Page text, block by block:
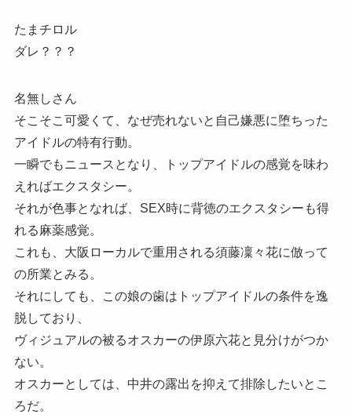
たまチロル
ダレ？？？
名無しさん
そこそこ可愛くて、なぜ売れないと自己嫌悪に堕ちった
アイドルの特有行動。
一瞬でもニュースとなり、トップアイドルの感覚を味わ
えればエクスタシー。
それが色事となれば、SEX時に背徳のエクスタシーも得
れる麻薬感覚。
これも、大阪ローカルで重用される須藤凜々花に倣って
の所業とみる。
それにしても、この娘の歯はトップアイドルの条件を逸
脱しており、
ヴィジュアルの被るオスカーの伊原六花と見分けがつか
ない。
オスカーとしては、中井の露出を抑えて排除したいとこ
ろだ。